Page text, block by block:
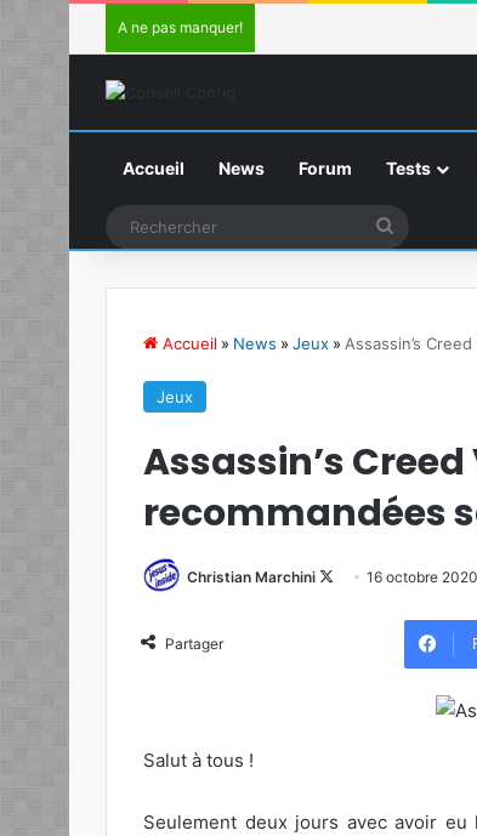
A ne pas manquer!
Accueil News Forum Tests
Accueil » News » Jeux » Assassin’s
Jeux
Assassin’s
recommandées
Christian Marchini
Follow16 octobre 2020
Partager
Salut à tous !
Seulement deux jours avec avoir eu